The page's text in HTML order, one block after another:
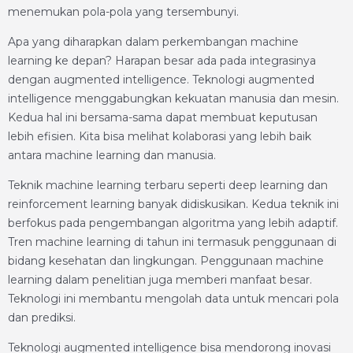
menemukan pola-pola yang tersembunyi.
Apa yang diharapkan dalam perkembangan machine
learning ke depan? Harapan besar ada pada integrasinya
dengan augmented intelligence. Teknologi augmented
intelligence menggabungkan kekuatan manusia dan mesin.
Kedua hal ini bersama-sama dapat membuat keputusan
lebih efisien. Kita bisa melihat kolaborasi yang lebih baik
antara machine learning dan manusia.
Teknik machine learning terbaru seperti deep learning dan
reinforcement learning banyak didiskusikan. Kedua teknik ini
berfokus pada pengembangan algoritma yang lebih adaptif.
Tren machine learning di tahun ini termasuk penggunaan di
bidang kesehatan dan lingkungan. Penggunaan machine
learning dalam penelitian juga memberi manfaat besar.
Teknologi ini membantu mengolah data untuk mencari pola
dan prediksi.
Teknologi augmented intelligence bisa mendorong inovasi